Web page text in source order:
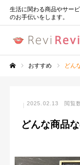
生活に関わる商品やサー
のお手伝いをします。
おすすめ どん
2025.02.13 閲覧
どんな商品